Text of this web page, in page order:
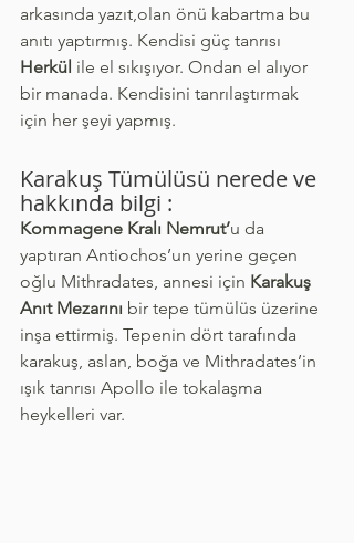
arkasında yazıt,olan önü kabartma bu
anıtı yaptırmış. Kendisi güç tanrısı
Herkül ile el sıkışıyor. Ondan el alıyor
bir manada. Kendisini tanrılaştırmak
için her şeyi yapmış.
Karakuş Tümülüsü nerede ve
hakkında bilgi :
Kommagene Kralı Nemrut’u da
yaptıran Antiochos’un yerine geçen
oğlu Mithradates, annesi için Karakuş
Anıt Mezarını bir tepe tümülüs üzerine
inşa ettirmiş. Tepenin dört tarafında
karakuş, aslan, boğa ve Mithradates’in
ışık tanrısı Apollo ile tokalaşma
heykelleri var.